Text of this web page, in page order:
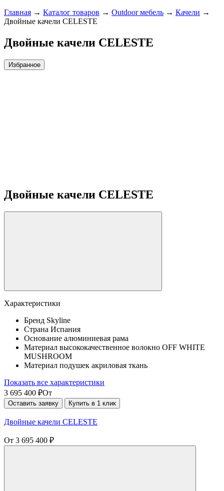
Главная → Каталог товаров → Outdoor мебель → Качели →
Двойные качели CELESTE
Двойные качели CELESTE
Избранное
Двойные качели CELESTE
Характеристики
Бренд Skyline
Страна Испания
Основание алюминиевая рама
Материал высококачественное волокно OFF WHITE
MUSHROOM
Материал подушек акриловая ткань
Показать все характеристики
3 695 400 ₽От
Оставить заявку Купить в 1 клик
Двойные качели CELESTE
От 3 695 400 ₽